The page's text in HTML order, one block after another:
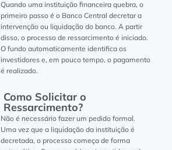
Quando uma instituição financeira quebra, o
primeiro passo é o Banco Central decretar a
intervenção ou liquidação do banco. A partir
disso, o processo de ressarcimento é iniciado.
O fundo automaticamente identifica os
investidores e, em pouco tempo, o pagamento
é realizado.
Como Solicitar o
Ressarcimento?
Não é necessário fazer um pedido formal.
Uma vez que a liquidação da instituição é
decretada, o processo começa de forma